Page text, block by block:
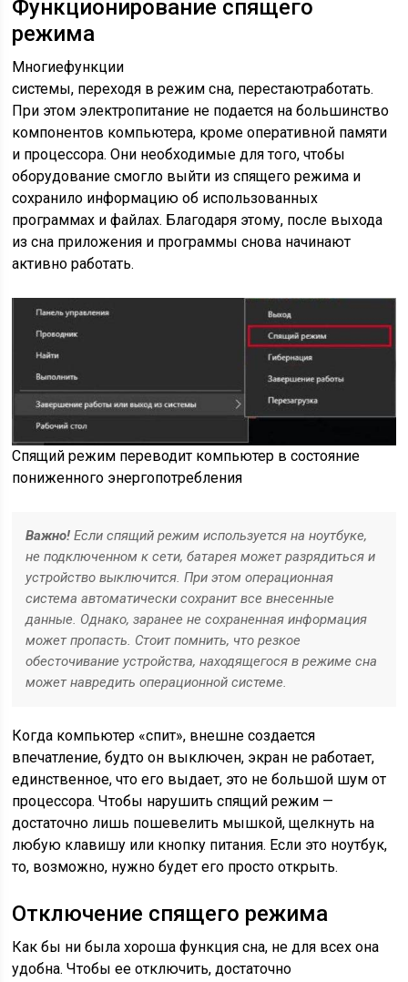
Функционирование спящего
режима
Многиефункции
системы, переходя в режим сна, перестаютработать.
При этом электропитание не подается на большинство
компонентов компьютера, кроме оперативной памяти
и процессора. Они необходимые для того, чтобы
оборудование смогло выйти из спящего режима и
сохранило информацию об использованных
программах и файлах. Благодаря этому, после выхода
из сна приложения и программы снова начинают
активно работать.
Спящий режим переводит компьютер в состояние
пониженного энергопотребления
Важно! Если спящий режим используется на ноутбуке,
не подключенном к сети, батарея может разрядиться и
устройство выключится. При этом операционная
система автоматически сохранит все внесенные
данные. Однако, заранее не сохраненная информация
может пропасть. Стоит помнить, что резкое
обесточивание устройства, находящегося в режиме сна
может навредить операционной системе.
Когда компьютер «спит», внешне создается
впечатление, будто он выключен, экран не работает,
единственное, что его выдает, это не большой шум от
процессора. Чтобы нарушить спящий режим —
достаточно лишь пошевелить мышкой, щелкнуть на
любую клавишу или кнопку питания. Если это ноутбук,
то, возможно, нужно будет его просто открыть.
Отключение спящего режима
Как бы ни была хороша функция сна, не для всех она
удобна. Чтобы ее отключить, достаточно